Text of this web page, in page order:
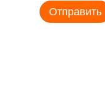
Отправить